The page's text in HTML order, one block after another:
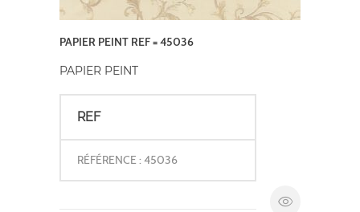
PAPIER PEINT REF = 45036
PAPIER PEINT
REF
RÉFÉRENCE : 45036